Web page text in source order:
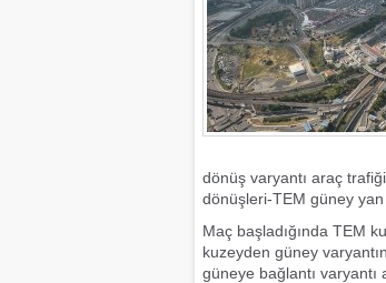
dönüş varyantı araç
dönüşleri-TEM güney
Maç başladığında TEM
kuzeyden güney
güneye bağlantı varyantı